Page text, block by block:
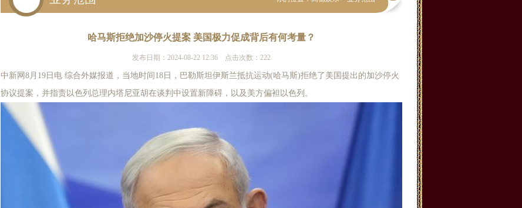
哈马斯拒绝加沙停火提案 美国极力促成背后有何考量？
发布日期：2024-08-22 12:36 点击次数：222
中新网8月19日电 综合外媒报道，当地时间18日，巴勒斯坦伊斯兰抵抗运动(哈马斯)拒绝了美国提出的加沙停火
协议提案，并指责以色列总理内塔尼亚胡在谈判中设置新障碍，以及美方偏袒以色列。